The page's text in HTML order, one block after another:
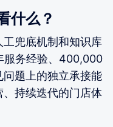
什么？
兜底机制和知识库
服务经验、400,000
题上的独立承接能
持续迭代的门店体